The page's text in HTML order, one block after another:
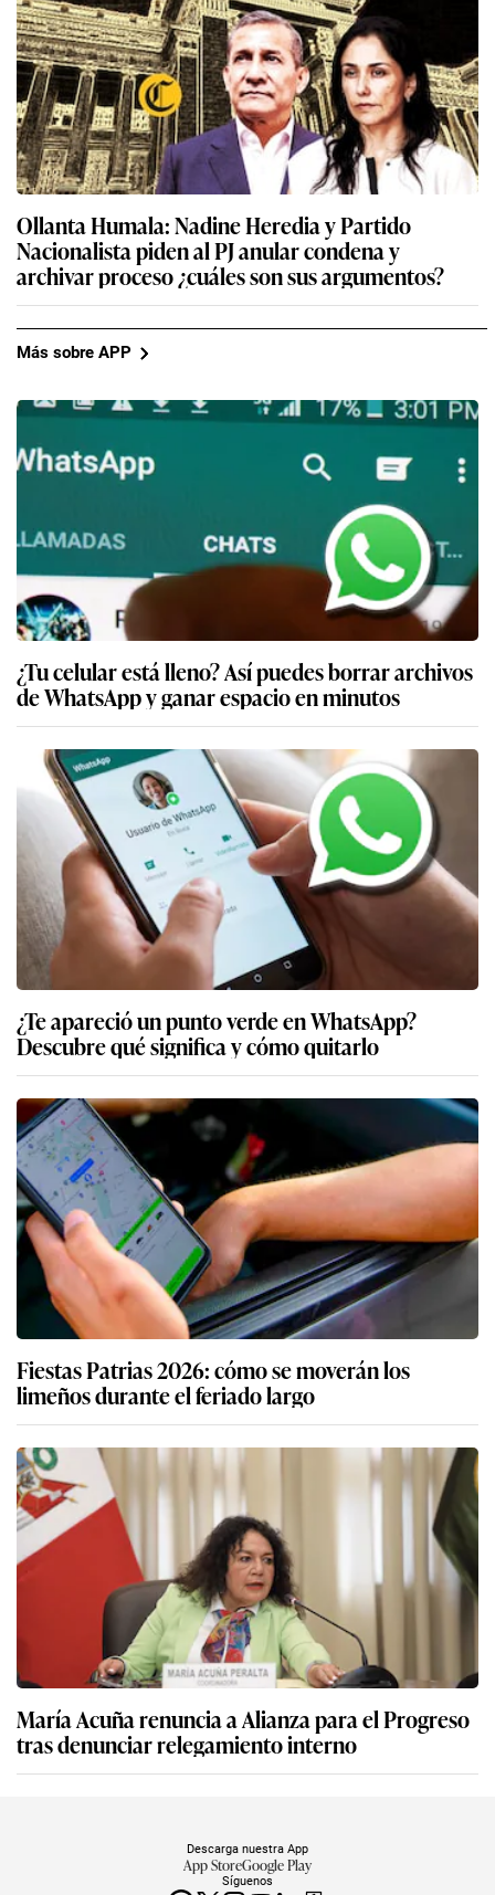
Ollanta Humala: Nadine Heredia y Partido
Nacionalista piden al PJ anular condena y
archivar proceso ¿cuáles son sus argumentos?
Más sobre APP
¿Tu celular está lleno? Así puedes borrar archivos
de WhatsApp y ganar espacio en minutos
¿Te apareció un punto verde en WhatsApp?
Descubre qué significa y cómo quitarlo
Fiestas Patrias 2026: cómo se moverán los
limeños durante el feriado largo
María Acuña renuncia a Alianza para el Progreso
tras denunciar relegamiento interno
Síguenos
Descarga nuestra App
App StoreGoogle Play